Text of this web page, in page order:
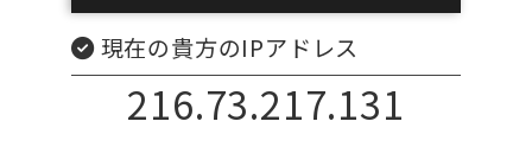
現在の貴方のIPアドレス
216.73.217.131